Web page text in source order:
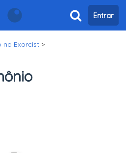
Entrar
no Exorcist >